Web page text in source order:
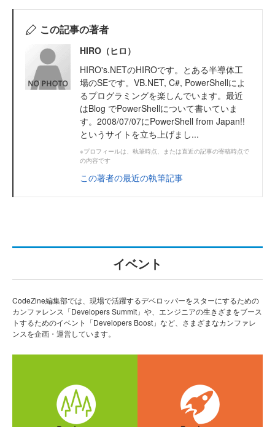
この記事の著者
HIRO（ヒロ）
HIRO's.NETのHIROです。とある半導体工
場のSEです。VB.NET, C#, PowerShellによ
るプログラミングを楽しんでいます。最近
はBlog でPowerShellについて書いていま
す。2008/07/07にPowerShell from Japan!!
というサイトを立ち上げまし...
※プロフィールは、執筆時点、または直近の記事の寄稿時点で
の内容です
この著者の最近の執筆記事
イベント
CodeZine編集部では、現場で活躍するデベロッパーをスターにするための
カンファレンス「Developers Summit」や、エンジニアの生きざまをブース
トするためのイベント「Developers Boost」など、さまざまなカンファレ
ンスを企画・運営しています。